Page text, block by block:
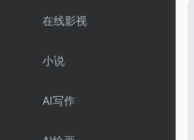
在线影视
小说
AI写作